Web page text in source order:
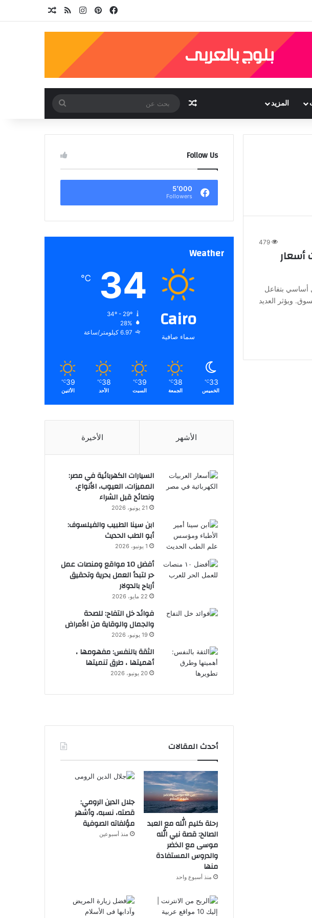
فيسبوكبينتيريستانستقرامملخص الموقع RSS
المزيد مقال عشوائي
عن
479
أسعار
أساسي بتفاعل
ويؤثر العديد
Follow Us
5٬000
Followers
Weather
Cairo
سماء صافية
34
℃
34º - 29º
28%
6.97 كيلومتر/ساعة
33
℃
الخميس
38
℃
الجمعة
39
℃
السبت
38
℃
الأحد
39
℃
الأثنين
الأشهر الأخيرة
السيارات الكهربائية في مصر:
المميزات، العيوب، الأنواع،
ونصائح قبل الشراء
21 يونيو، 2026
ابن سينا الطبيب والفيلسوف:
أبو الطب الحديث
1 يونيو، 2026
أفضل 10 مواقع ومنصات عمل
حر لتبدأ العمل بحرية وتحقيق
أرباح بالدولار
22 مايو، 2026
فوائد خل التفاح: للصحة
والجمال والوقاية من الأمراض
19 يونيو، 2026
الثقة بالنفس: مفهومها ،
أهميتها ، طرق تنميتها
20 يونيو، 2026
أحدث المقالات
رحلة كليم الله مع العبد
الصالح: قصة نبي الله
موسى مع الخضر
والدروس المستفادة
منها
منذ أسبوع واحد
جلال الدين الرومي:
قصته، نسبه، وأشهر
مؤلفاته الصوفية
منذ أسبوعين